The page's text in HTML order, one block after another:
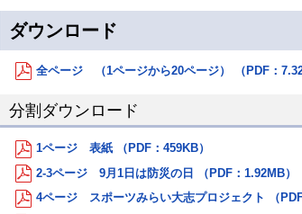
ダウンロード
全ページ （1ページから20ページ） （PDF：
分割ダウンロード
1ページ 表紙 （PDF：459KB）
2-3ページ 9月1日は防災の日 （PDF：1.92MB）
4ページ スポーツみらい大志プロジェクト （PDF